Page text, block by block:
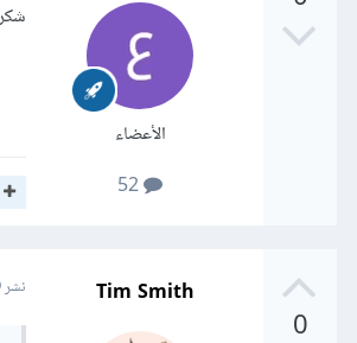
الأعضاء
0
Tim Smith نشر